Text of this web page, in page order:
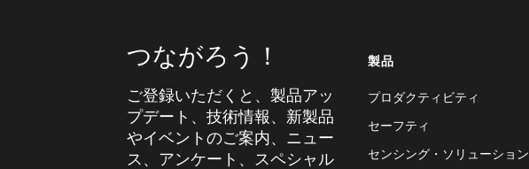
つながろう！
ご登録いただくと、製品アッ
プデート、技術情報、新製品
やイベントのご案内、ニュー
ス、アンケート、スペシャル
製品
プロダクティビティ
セーフティ
センシング・ソリューション